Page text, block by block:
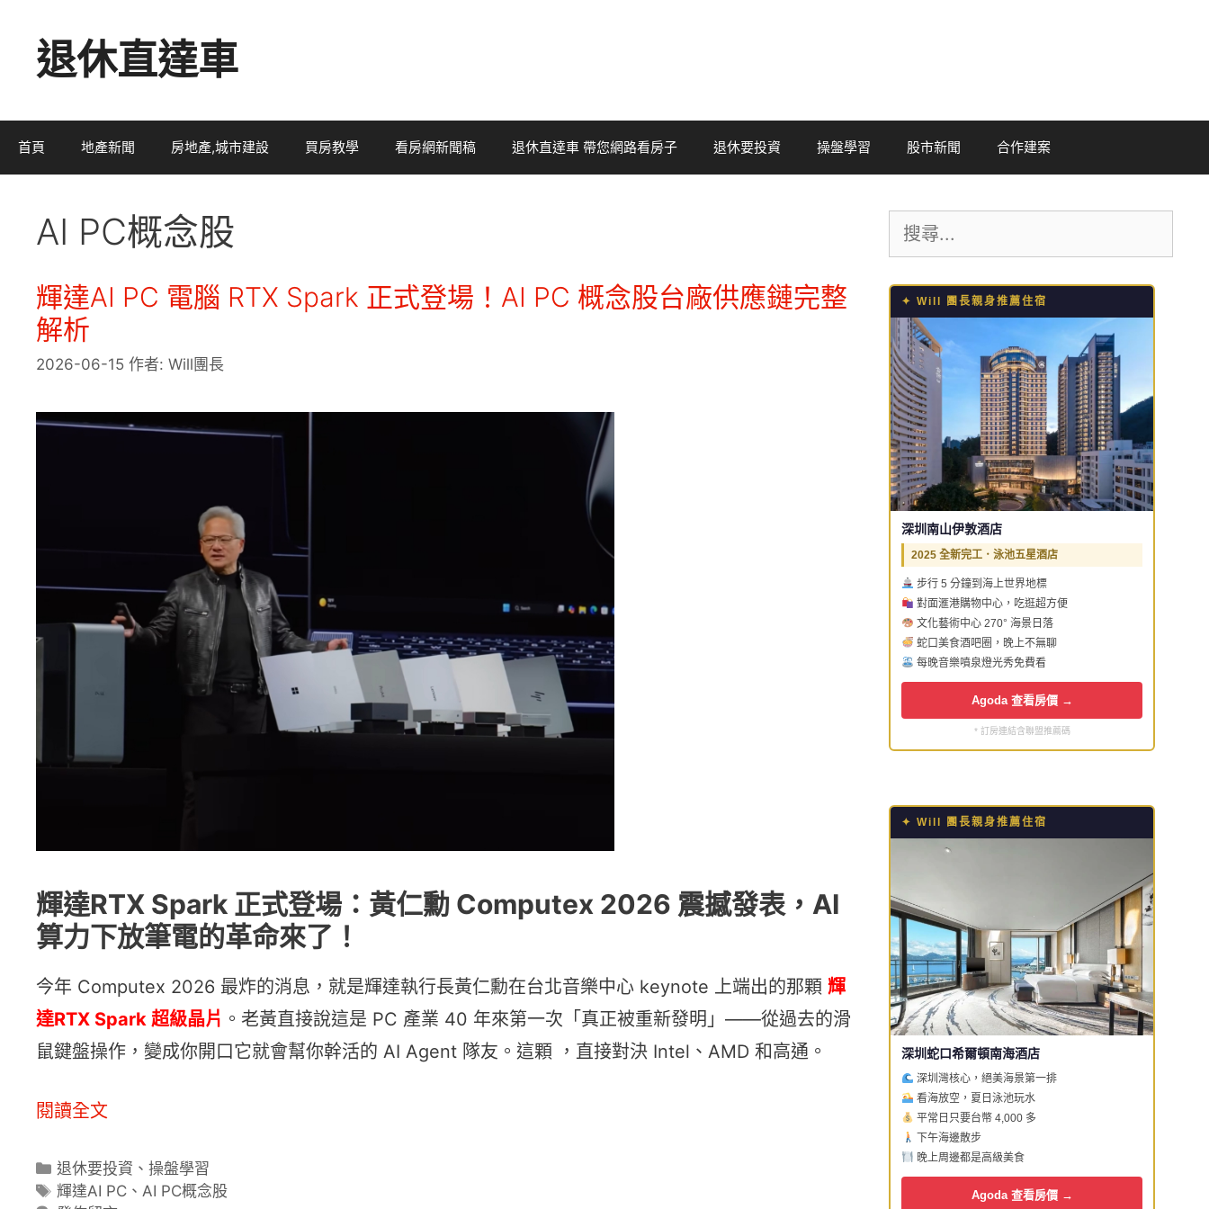
容
退休直達車
首頁 地產新聞 房地產,城市建設 買房教學 看房網新聞稿 退休直達車 帶您網路看房子 退休要投資 操盤學習 股市新聞 合作建案
AI PC概念股
輝達AI PC 電腦 RTX Spark 正式登場！AI PC 概念股台廠供應鏈完整
解析
2026-06-15 作者: Will團長
輝達RTX Spark 正式登場：黃仁勳 Computex 2026 震撼發表，AI
算力下放筆電的革命來了！
今年 Computex 2026 最炸的消息，就是輝達執行長黃仁勳在台北音樂中心 keynote 上端出的那顆 輝
達RTX Spark 超級晶片 。老黃直接說這是 PC 產業 40 年來第一次「真正被重新發明」——從過去的滑
鼠鍵盤操作，變成你開口它就會幫你幹活的 AI Agent 隊友。這顆 ，直接對決 Intel、AMD 和高通。
閱讀全文
分
類
退休要投資 、操盤學習
標
輝達AI PC 、 AI PC概念股
✦ Will 團長親身推薦住宿
深圳南山伊敦酒店
2025 全新完工．泳池五星酒店
步行 5 分鐘到海上世界地標
對面滙港購物中心，吃逛超方便
文化藝術中心 270° 海景日落
蛇口美食酒吧圈，晚上不無聊
每晚音樂噴泉燈光秀免費看
Agoda 查看房價 →
* 訂房連結含聯盟推薦碼
✦ Will 團長親身推薦住宿
深圳蛇口希爾頓南海酒店
深圳灣核心，絕美海景第一排
看海放空，夏日泳池玩水
平常日只要台幣 4,000 多
下午海邊散步
晚上周邊都是高級美食
Agoda 查看房價 →